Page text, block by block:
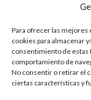
Para ofrecer las mejores
cookies para almacenar
consentimiento de estas
comportamiento de
No consentir o retirar el
ciertas características y